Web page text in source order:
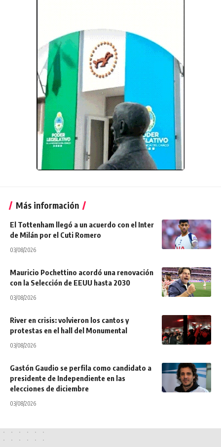
Más información
El Tottenham llegó a un acuerdo con el Inter
de Milán por el Cuti Romero
03/08/2026
Mauricio Pochettino acordó una renovación
con la Selección de EEUU hasta 2030
03/08/2026
River en crisis: volvieron los cantos y
protestas en el hall del Monumental
03/08/2026
Gastón Gaudio se perfila como candidato a
presidente de Independiente en las
elecciones de diciembre
03/08/2026